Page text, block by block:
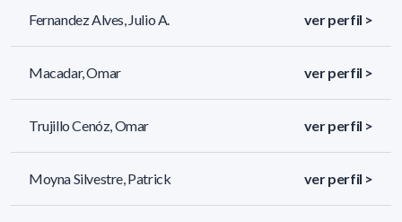
Fernandez Alves, Julio A. ver perfil >
Macadar, Omar ver perfil >
Trujillo Cenóz, Omar ver perfil >
Moyna Silvestre, Patrick ver perfil >